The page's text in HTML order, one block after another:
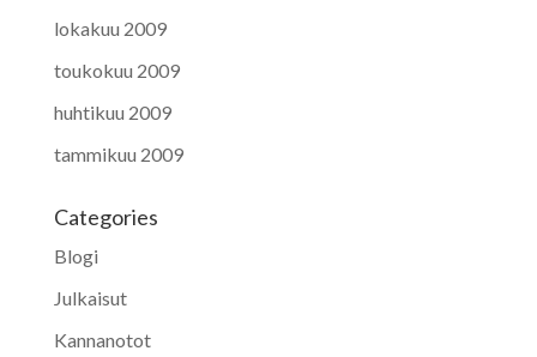
lokakuu 2009
toukokuu 2009
huhtikuu 2009
tammikuu 2009
Categories
Blogi
Julkaisut
Kannanotot